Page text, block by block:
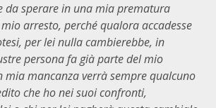
da sperare in una mia prematura
arresto, perché qualora accadesse
per lei nulla cambierebbe, in
persona fa già parte del mio
mia mancanza verrà sempre qualcuno
che ho nei suoi confronti,